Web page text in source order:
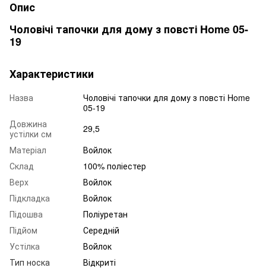
Опис
Чоловічі тапочки для дому з повсті Home 05-
19
Характеристики
Назва
Чоловічі тапочки для дому з повсті Home
05-19
Довжина
устілки см
29,5
Матеріал
Войлок
Склад
100% поліестер
Верх
Войлок
Підкладка
Войлок
Підошва
Поліуретан
Підйом
Середній
Устілка
Войлок
Тип носка
Відкриті